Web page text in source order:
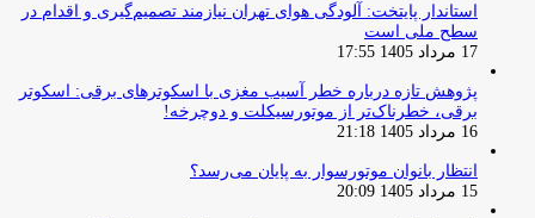
استاندار پایتخت: آلودگی هوای تهران نیازمند تصمیم‌گیری و اقدام در
سطح ملی است
17 مرداد 1405 17:55
پژوهش تازه درباره خطر آسیب مغزی با اسکوترهای برقی: اسکوتر
برقی، خطرناک‌تر از موتورسیکلت و دوچرخه!
16 مرداد 1405 21:18
انتظار بانوان موتورسوار به پایان می‌رسد؟
15 مرداد 1405 20:09